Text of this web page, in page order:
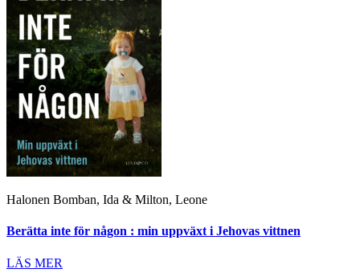
Halonen Bomban, Ida & Milton, Leone
Berätta inte för någon : min uppväxt i Jehovas vittnen
LÄS MER